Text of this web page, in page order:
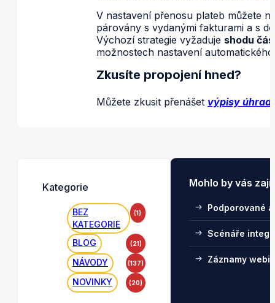
V nastavení přenosu plateb můžete
párovány s vydanými fakturami a s
Výchozí strategie vyžaduje shodu
možnostech nastavení
Zkusíte propojení hned?
Můžete zkusit přenášet výpisy úhrad
Mohlo by vás
Podporované
Scénáře
Záznamy
Kategorie
BEZ
KATEGORIE
(1)
BLOG (21)
NÁVODY (137)
NOVINKY (20)